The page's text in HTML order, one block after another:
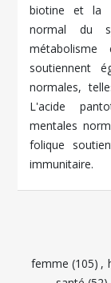
biotine et la
normal du
soutiennent
normales,
L'acide
mentales
folique
immunitaire.
femme (105) ,